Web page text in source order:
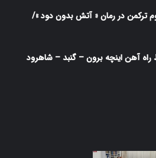
ترکمن در رمان « آتش بدون دود »/
آهن اینچه برون – گنبد – شاهرود